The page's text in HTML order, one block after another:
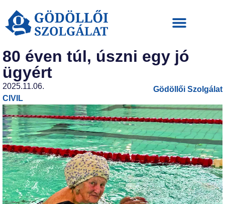
80 éven túl, úszni egy jó
ügyért
2025.11.06.
CIVIL
Gödöllői Szolgálat